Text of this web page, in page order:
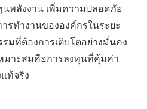
พลังงาน เพิ่มความปลอดภัย
รทำงานขององค์กรในระยะ
มที่ต้องการเติบโตอย่างมั่นคง
มาะสมคือการลงทุนที่คุ้มค่า
ท้จริง